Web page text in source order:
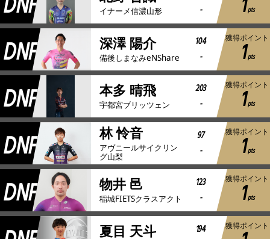
イナーメ信濃山形
-
pts
DNF 深澤 陽介
備後しまなみeNShare
104
-
獲得ポイント
1pts
DNF 本多 晴飛
宇都宮ブリッツェン
203
-
獲得ポイント
1pts
DNF 林 怜音
アヴニールサイクリン
グ山梨
97
-
獲得ポイント
1pts
DNF 物井 邑
稲城FIETSクラスアクト
123
-
獲得ポイント
1pts
夏目 天斗
194
獲得ポイント